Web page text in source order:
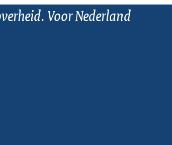
Voor Nederland